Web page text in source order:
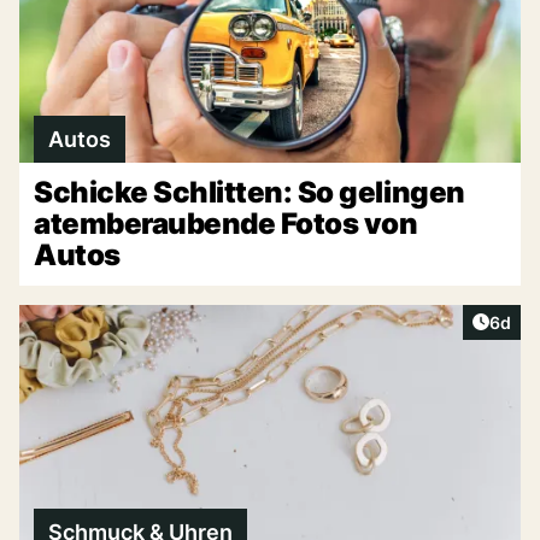
Autos
Schicke Schlitten: So gelingen
atemberaubende Fotos von
Autos
6d
Schmuck & Uhren